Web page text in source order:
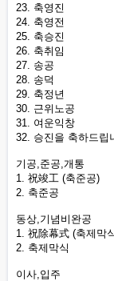
23. 축영진
24. 축영전
25. 축승진
26. 축취임
27. 송공
28. 송덕
29. 축정년
30. 근위노공
31. 여운익창
32. 승진을 축하드립
기공,준공,개통
1. 祝竣工 (축준공)
2. 축준공
동상,기념비완공
1. 祝除幕式 (축제막
2. 축제막식
이사,입주